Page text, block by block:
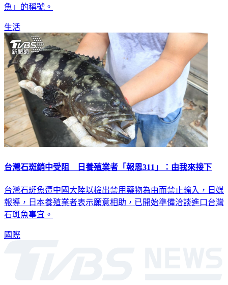
魚」的稱號。
生活
台灣石斑銷中受阻 日養殖業者「報恩311」：由我來接下
台灣石斑魚遭中國大陸以檢出禁用藥物為由而禁止輸入，日媒
報導，日本養殖業者表示願意相助，已開始準備洽談進口台灣
石斑魚事宜。
國際